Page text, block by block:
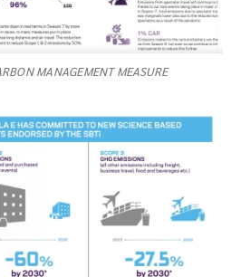
MANAGEMENT MEASURE